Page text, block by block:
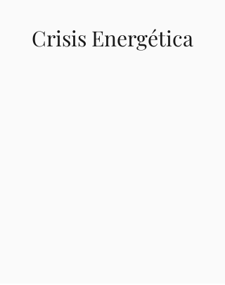
Crisis Energética